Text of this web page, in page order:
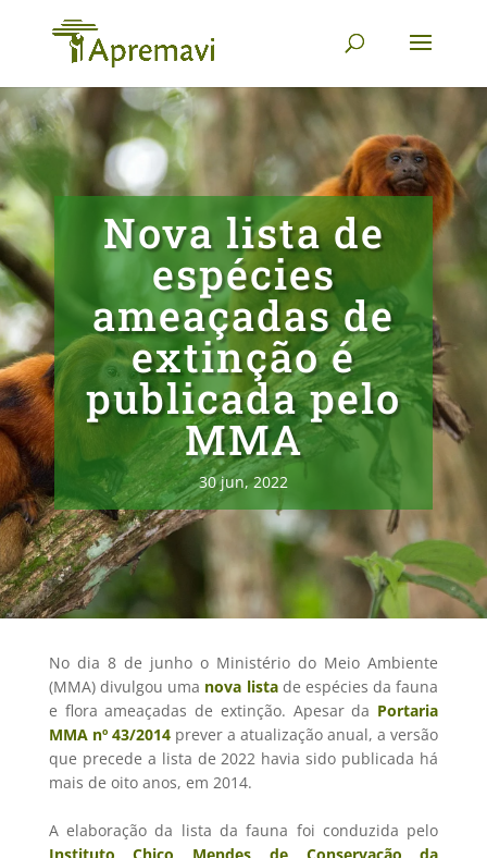
Nova lista de
espécies
ameaçadas de
extinção é
publicada pelo
MMA
30 jun, 2022
No dia 8 de junho o Ministério do Meio Ambiente
(MMA) divulgou uma nova lista de espécies da fauna
e flora ameaçadas de extinção. Apesar da Portaria
MMA nº 43/2014prever a atualização anual, a versão
que precede a lista de 2022 havia sido publicada há
mais de oito anos, em 2014.
A elaboração da lista da fauna foi conduzida pelo